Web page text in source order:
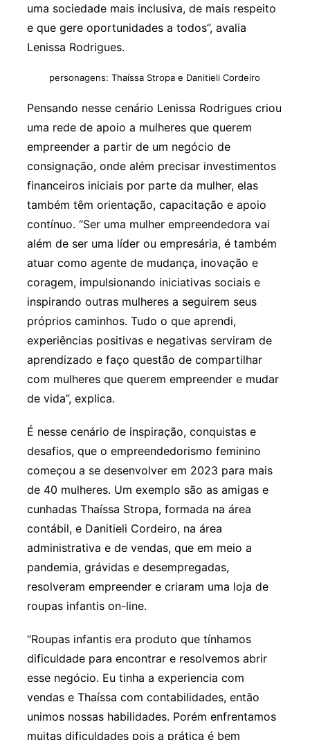
uma sociedade mais inclusiva, de mais respeito
e que gere oportunidades a todos”, avalia
Lenissa Rodrigues.
personagens: Thaíssa Stropa e Danitieli Cordeiro
Pensando nesse cenário Lenissa Rodrigues criou
uma rede de apoio a mulheres que querem
empreender a partir de um negócio de
consignação, onde além precisar investimentos
financeiros iniciais por parte da mulher, elas
também têm orientação, capacitação e apoio
contínuo. “Ser uma mulher empreendedora vai
além de ser uma líder ou empresária, é também
atuar como agente de mudança, inovação e
coragem, impulsionando iniciativas sociais e
inspirando outras mulheres a seguirem seus
próprios caminhos. Tudo o que aprendi,
experiências positivas e negativas serviram de
aprendizado e faço questão de compartilhar
com mulheres que querem empreender e mudar
de vida”, explica.
É nesse cenário de inspiração, conquistas e
desafios, que o empreendedorismo feminino
começou a se desenvolver em 2023 para mais
de 40 mulheres. Um exemplo são as amigas e
cunhadas Thaíssa Stropa, formada na área
contábil, e Danitieli Cordeiro, na área
administrativa e de vendas, que em meio a
pandemia, grávidas e desempregadas,
resolveram empreender e criaram uma loja de
roupas infantis on-line.
“Roupas infantis era produto que tínhamos
dificuldade para encontrar e resolvemos abrir
esse negócio. Eu tinha a experiencia com
vendas e Thaíssa com contabilidades, então
unimos nossas habilidades. Porém enfrentamos
muitas dificuldades pois a prática é bem